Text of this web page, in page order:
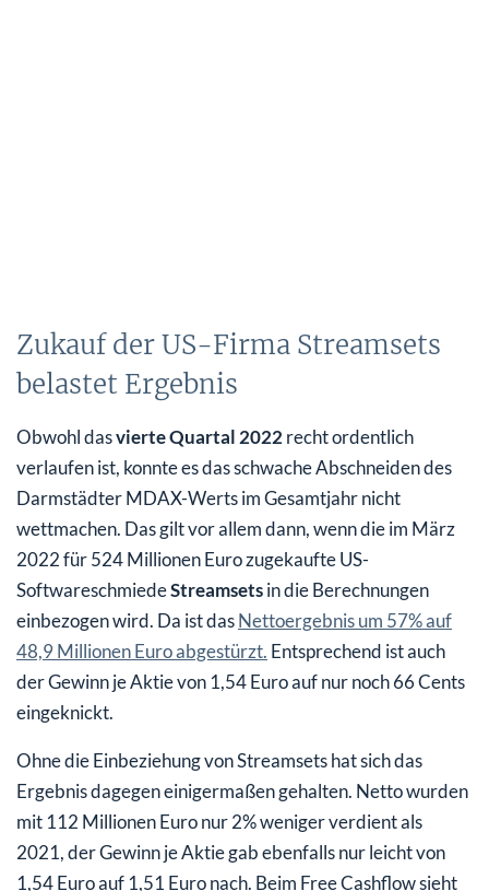
Zukauf der US-Firma Streamsets
belastet Ergebnis
Obwohl dasvierte Quartal 2022 recht ordentlich
verlaufen ist, konnte es das schwache Abschneiden des
Darmstädter MDAX-Werts im Gesamtjahr nicht
wettmachen. Das gilt vor allem dann, wenn die im März
2022 für 524 Millionen Euro zugekaufte US-
SoftwareschmiedeStreamsetsin die Berechnungen
einbezogen wird. Da ist dasNettoergebnis um 57% auf
48,9 Millionen Euro abgestürzt. Entsprechend ist auch
der Gewinn je Aktie von 1,54 Euro auf nur noch 66 Cents
eingeknickt.
Ohne die Einbeziehung von Streamsets hat sich das
Ergebnis dagegen einigermaßen gehalten. Netto wurden
mit 112 Millionen Euro nur 2% weniger verdient als
2021, der Gewinn je Aktie gab ebenfalls nur leicht von
1,54 Euro auf 1,51 Euro nach. Beim Free Cashflow sieht